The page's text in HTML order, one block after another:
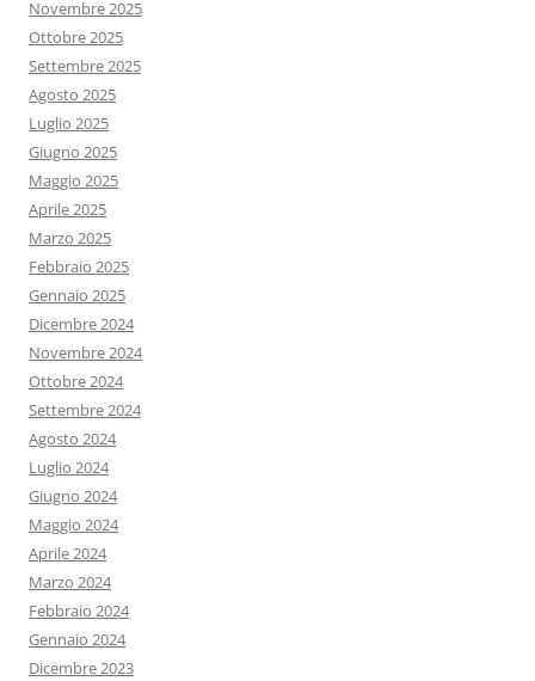
Novembre 2025
Ottobre 2025
Settembre 2025
Agosto 2025
Luglio 2025
Giugno 2025
Maggio 2025
Aprile 2025
Marzo 2025
Febbraio 2025
Gennaio 2025
Dicembre 2024
Novembre 2024
Ottobre 2024
Settembre 2024
Agosto 2024
Luglio 2024
Giugno 2024
Maggio 2024
Aprile 2024
Marzo 2024
Febbraio 2024
Gennaio 2024
Dicembre 2023